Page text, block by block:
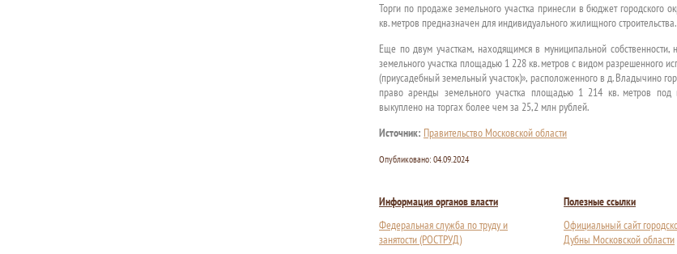
Торги по продаже земельного участка принесли в бюджет
кв. метров предназначен для индивидуального жилищного строительства.
Еще по двум участкам, находящимся в муниципальной
земельного участка площадью 1 228 кв. метров с видом разрешенного
(приусадебный земельный участок)», расположенного в д. Владычино
право аренды земельного участка площадью 1 214 кв. метров под
выкуплено на торгах более чем за 25,2 млн рублей.
Источник: Правительство Московской области
Опубликовано: 04.09.2024
Информация органов власти
Федеральная служба по труду и
занятости (РОСТРУД)
Полезные ссылки
Официальный сайт
Дубны Московской области